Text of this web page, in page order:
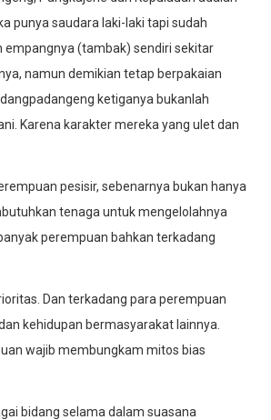
punya saudara laki-laki tapi sudah
(tambak) sendiri sekitar
namun demikian tetap berpakaian
ketiganya bukanlah
Karena karakter mereka yang ulet dan
pesisir, sebenarnya bukan hanya
tenaga untuk mengelolahnya
perempuan bahkan terkadang
Dan terkadang para perempuan
kehidupan bermasyarakat lainnya.
wajib membungkam mitos bias
bidang selama dalam suasana